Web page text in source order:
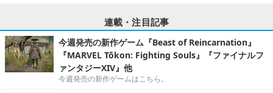
連載・注目記事
今週発売の新作ゲーム『Beast of Reincarnation』
『MARVEL Tōkon: Fighting Souls』『ファイナルフ
ァンタジーXIV』他
今週発売の新作ゲームはこちら。